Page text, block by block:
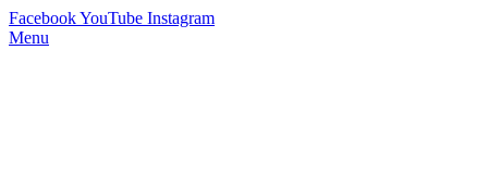
FacebookYouTube Instagram
Menu